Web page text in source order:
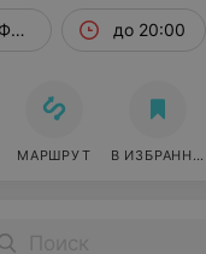
1
до 20:00
МАРШРУТ В ИЗБРАННОЕ